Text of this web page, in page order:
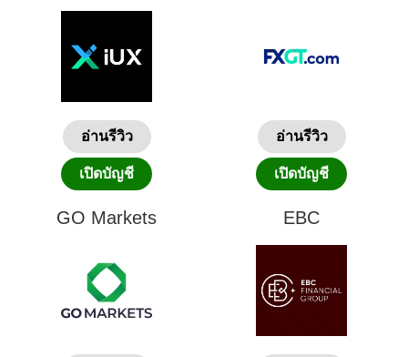
อ่านรีวิว
เปิดบัญชี
อ่านรีวิว
เปิดบัญชี
GO Markets EBC